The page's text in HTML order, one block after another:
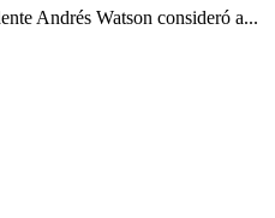
Andrés Watson consideró a...